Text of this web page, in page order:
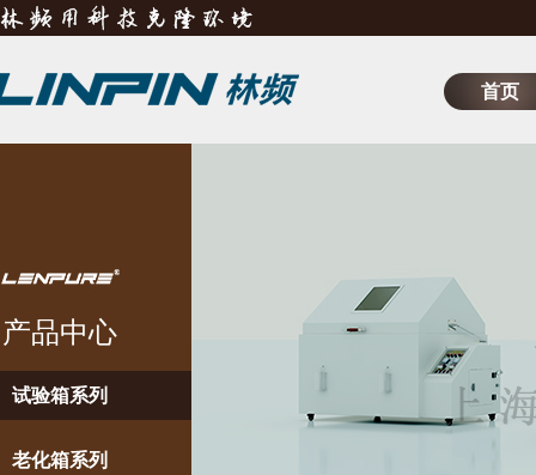
首页
产品中心
试验箱系列
老化箱系列